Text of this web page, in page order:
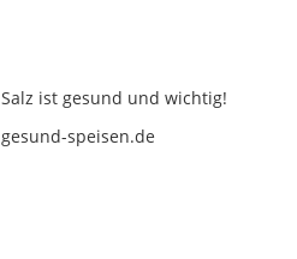
Salz ist gesund und wichtig!
gesund-speisen.de